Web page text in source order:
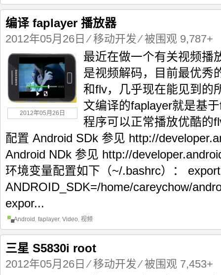
编译 faplayer 播放器
2012年05月26日 ⁄移动开发⁄ 被围观 9,787+
2012年05月26日
最近在做一个有关视频播
是视频解码，目前最优秀
和flv，几乎现在能见到的
文编译的faplayer就是基
程序可以正常播放优酷的
配置 Android SDk 参见 http://
Android NDk 参见 http://
环境变量配置如下（~/.bashrc）： export
ANDROID_SDK=/home/careychow/
expor...
Android , faplayer, Video, 视频
三星 S5830i root
2012年05月26日 ⁄移动开发⁄ 被围观 7,453+